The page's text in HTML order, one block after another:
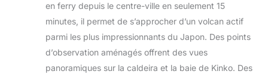
en ferry depuis le centre-ville en seulement 15
minutes, il permet de s’approcher d’un volcan actif
parmi les plus impressionnants du Japon. Des points
d’observation aménagés offrent des vues
panoramiques sur la caldeira et la baie de Kinko. Des